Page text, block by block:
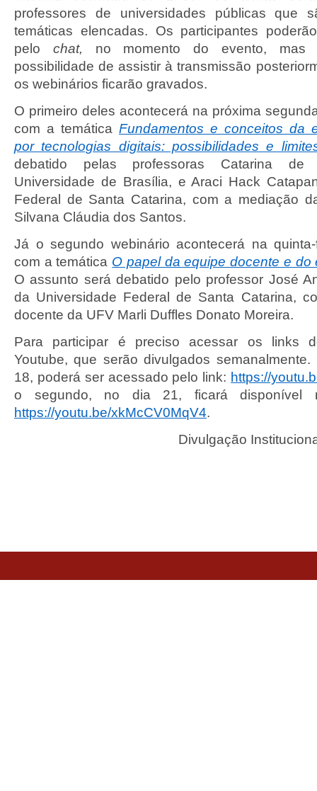
professores de universidades públicas que
temáticas elencadas. Os participantes
pelo chat, no momento do evento, mas
possibilidade de assistir à transmissão
os webinários ficarão gravados.
O primeiro deles acontecerá na próxima
com a temática Fundamentos e conceitos da
por tecnologias digitais: possibilidades e
debatido pelas professoras Catarina de
Universidade de Brasília, e Araci Hack
Federal de Santa Catarina, com a mediação
Silvana Cláudia dos Santos.
Já o segundo webinário acontecerá na
com a temática O papel da equipe docente e do
O assunto será debatido pelo professor José
da Universidade Federal de Santa Catarina,
docente da UFV Marli Duffles Donato Moreira.
Para participar é preciso acessar os links
Youtube, que serão divulgados
18, poderá ser acessado pelo link: https://
o segundo, no dia 21, ficará disponível
https://youtu.be/xkMcCV0MqV4.
Divulgação